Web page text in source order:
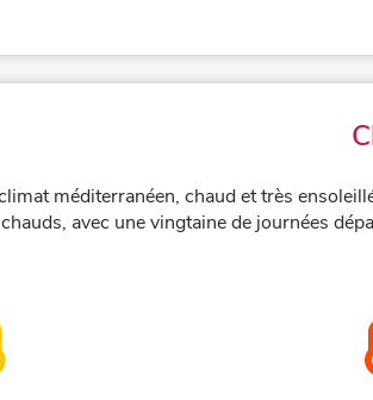
méditerranéen, chaud et très
avec une vingtaine de journées